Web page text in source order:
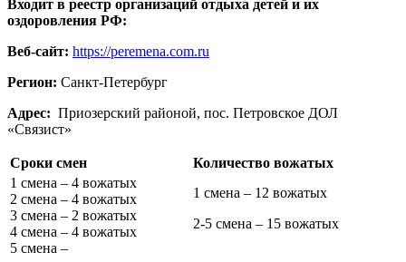
Входит в реестр организаций отдыха детей и их
оздоровления РФ:
Веб-сайт: https://peremena.com.ru
Регион: Санкт-Петербург
Адрес: Приозерский районой, пос. Петровское ДОЛ
«Связист»
Сроки смен
Количество вожатых
1 смена – 4 вожатых
2 смена – 4 вожатых
3 смена – 2 вожатых
4 смена – 4 вожатых
5 смена –
1 смена – 12 вожатых
2-5 смена – 15 вожатых